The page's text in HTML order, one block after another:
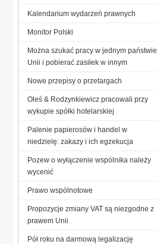
Kalendarium wydarzeń prawnych
Monitor Polski
Można szukać pracy w jednym państwie
Unii i pobierać zasiłek w innym
Nowe przepisy o przetargach
Oleś & Rodzynkiewicz pracowali przy
wykupie spółki hotelarskiej
Palenie papierosów i handel w
niedzielę: zakazy i ich egzekucja
Pozew o wyłączenie wspólnika należy
wycenić
Prawo wspólnotowe
Propozycje zmiany VAT są niezgodne z
prawem Unii
Pół roku na darmową legalizację